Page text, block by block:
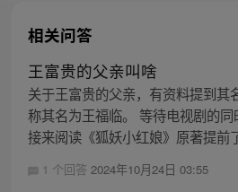
相关问答
王富贵的父亲叫啥
关于王富贵的父亲，有资料提到其
称其名为王福临。 等待电视剧的
接来阅读《狐妖小红娘》原著提前
1 个回答 2024年10月24日 03:55